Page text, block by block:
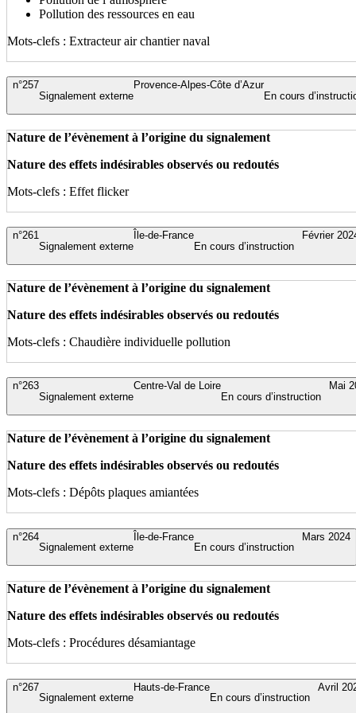
Pollution des ressources en eau
Mots-clefs : Extracteur air chantier naval
En cours
Provence-Alpes-Côte d’Azur
Signalement externe
n°257
Nature de l’évènement à l’origine du signalement
Nature des effets indésirables observés ou redoutés
Mots-clefs : Effet flicker
Février
En cours d’instruction
Île-de-France
Signalement externe
n°261
Nature de l’évènement à l’origine du signalement
Nature des effets indésirables observés ou redoutés
Mots-clefs : Chaudière individuelle pollution
Mai
En cours d’instruction
Centre-Val de Loire
Signalement externe
n°263
Nature de l’évènement à l’origine du signalement
Nature des effets indésirables observés ou redoutés
Mots-clefs : Dépôts plaques amiantées
Mars 2024
En cours d’instruction
Île-de-France
Signalement externe
n°264
Nature de l’évènement à l’origine du signalement
Nature des effets indésirables observés ou redoutés
Mots-clefs : Procédures désamiantage
Avril
En cours d’instruction
Hauts-de-France
Signalement externe
n°267